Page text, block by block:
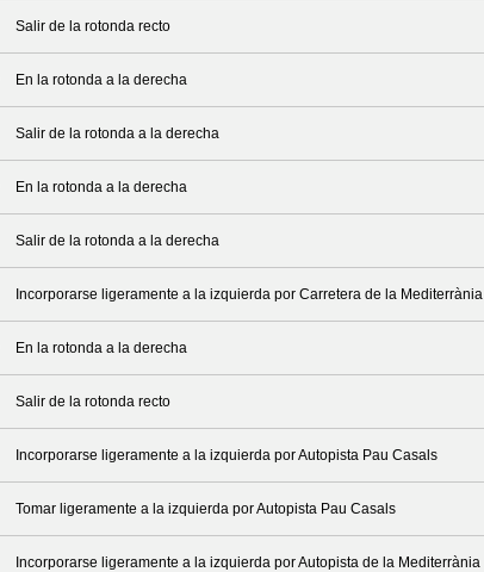
Salir de la rotonda recto
En la rotonda a la derecha
Salir de la rotonda a la derecha
En la rotonda a la derecha
Salir de la rotonda a la derecha
Incorporarse ligeramente a la izquierda por Carretera de la Mediterrània
En la rotonda a la derecha
Salir de la rotonda recto
Incorporarse ligeramente a la izquierda por Autopista Pau Casals
Tomar ligeramente a la izquierda por Autopista Pau Casals
Incorporarse ligeramente a la izquierda por Autopista de la Mediterrània